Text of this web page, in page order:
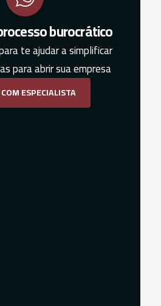
burocrático
te ajudar a simplificar
para abrir sua empresa
ESPECIALISTA